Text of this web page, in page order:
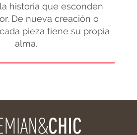
historia que esconden
De nueva creación o
pieza tiene su propia
alma.